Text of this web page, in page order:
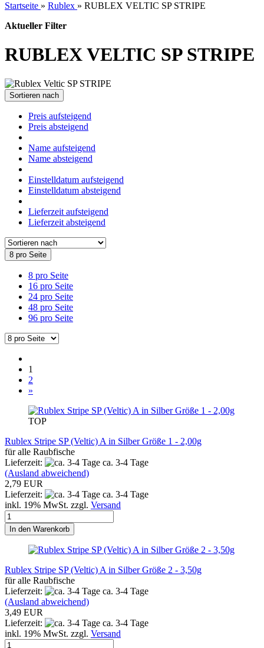
Startseite » Rublex » RUBLEX VELTIC SP STRIPE
Aktueller Filter
RUBLEX VELTIC SP STRIPE
Sortieren nach
Preis aufsteigend
Preis absteigend
Name aufsteigend
Name absteigend
Einstelldatum aufsteigend
Einstelldatum absteigend
Lieferzeit aufsteigend
Lieferzeit absteigend
8 pro Seite
8 pro Seite
16 pro Seite
24 pro Seite
48 pro Seite
96 pro Seite
1
2
»
TOP
Rublex Stripe SP (Veltic) A in Silber Größe 1 - 2,00g
für alle Raubfische
Lieferzeit:
ca. 3-4 Tage
(Ausland abweichend)
2,79 EUR
Lieferzeit:
ca. 3-4 Tage
inkl. 19% MwSt. zzgl. Versand
In den Warenkorb
Rublex Stripe SP (Veltic) A in Silber Größe 2 - 3,50g
für alle Raubfische
Lieferzeit:
ca. 3-4 Tage
(Ausland abweichend)
3,49 EUR
Lieferzeit:
ca. 3-4 Tage
inkl. 19% MwSt. zzgl. Versand